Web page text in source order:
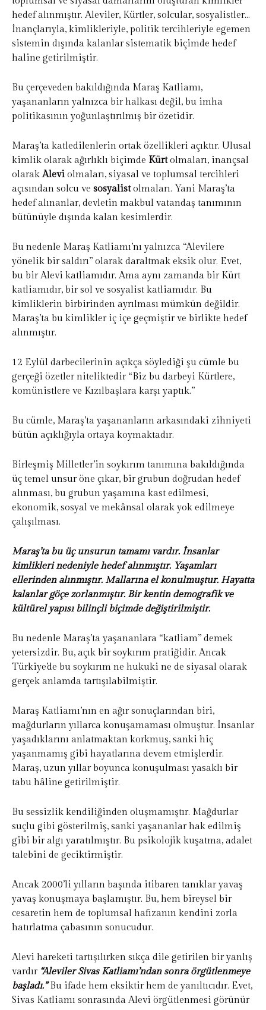
hedef alınmıştır. Aleviler, Kürtler, solcular, sosyalistler…
İnançlarıyla, kimlikleriyle, politik tercihleriyle egemen
sistemin dışında kalanlar sistematik biçimde hedef
haline getirilmiştir.
Bu çerçeveden bakıldığında Maraş Katliamı,
yaşananların yalnızca bir halkası değil, bu imha
politikasının yoğunlaştırılmış bir özetidir.
Maraş’ta katledilenlerin ortak özellikleri açıktır. Ulusal
kimlik olarak ağırlıklı biçimde Kürtolmaları, inançsal
olarakAlevi olmaları, siyasal ve toplumsal tercihleri
açısından solcu ve sosyalistolmaları. Yani Maraş’ta
hedef alınanlar, devletin makbul vatandaş tanımının
bütünüyle dışında kalan kesimlerdir.
Bu nedenle Maraş Katliamı’nı yalnızca “Alevilere
yönelik bir saldırı” olarak daraltmak eksik olur. Evet,
bu bir Alevi katliamıdır. Ama aynı zamanda bir Kürt
katliamıdır, bir sol ve sosyalist katliamıdır. Bu
kimliklerin birbirinden ayrılması mümkün değildir.
Maraş’ta bu kimlikler iç içe geçmiştir ve birlikte hedef
alınmıştır.
12 Eylül darbecilerinin açıkça söylediği şu cümle bu
gerçeği özetler niteliktedir “Biz bu darbeyi Kürtlere,
komünistlere ve Kızılbaşlara karşı yaptık.”
Bu cümle, Maraş’ta yaşananların arkasındaki zihniyeti
bütün açıklığıyla ortaya koymaktadır.
Birleşmiş Milletler’in soykırım tanımına bakıldığında
üç temel unsur öne çıkar, bir grubun doğrudan hedef
alınması, bu grubun yaşamına kast edilmesi,
ekonomik, sosyal ve mekânsal olarak yok edilmeye
çalışılması.
Maraş’ta bu üç unsurun tamamı vardır. İnsanlar
kimlikleri nedeniyle hedef alınmıştır. Yaşamları
ellerinden alınmıştır. Mallarına el konulmuştur. Hayatta
kalanlar göçe zorlanmıştır. Bir kentin demografik ve
kültürel yapısı bilinçli biçimde değiştirilmiştir.
Bu nedenle Maraş’ta yaşananlara “katliam” demek
yetersizdir. Bu, açık bir soykırım pratiğidir. Ancak
Türkiye’de bu soykırım ne hukuki ne de siyasal olarak
gerçek anlamda tartışılabilmiştir.
Maraş Katliamı’nın en ağır sonuçlarından biri,
mağdurların yıllarca konuşamaması olmuştur. İnsanlar
yaşadıklarını anlatmaktan korkmuş, sanki hiç
yaşanmamış gibi hayatlarına devem etmişlerdir.
Maraş, uzun yıllar boyunca konuşulması yasaklı bir
tabu hâline getirilmiştir.
Bu sessizlik kendiliğinden oluşmamıştır. Mağdurlar
suçlu gibi gösterilmiş, sanki yaşananlar hak edilmiş
gibi bir algı yaratılmıştır. Bu psikolojik kuşatma, adalet
talebini de geciktirmiştir.
Ancak 2000’li yılların başında itibaren tanıklar yavaş
yavaş konuşmaya başlamıştır. Bu, hem bireysel bir
cesaretin hem de toplumsal hafızanın kendini zorla
hatırlatma çabasının sonucudur.
Alevi hareketi tartışılırken sıkça dile getirilen bir yanlış
vardır “Aleviler Sivas Katliamı’ndan sonra örgütlenmeye
başladı.”Bu ifade hem eksiktir hem de yanıltıcıdır. Evet,
Sivas Katliamı sonrasında Alevi örgütlenmesi görünür